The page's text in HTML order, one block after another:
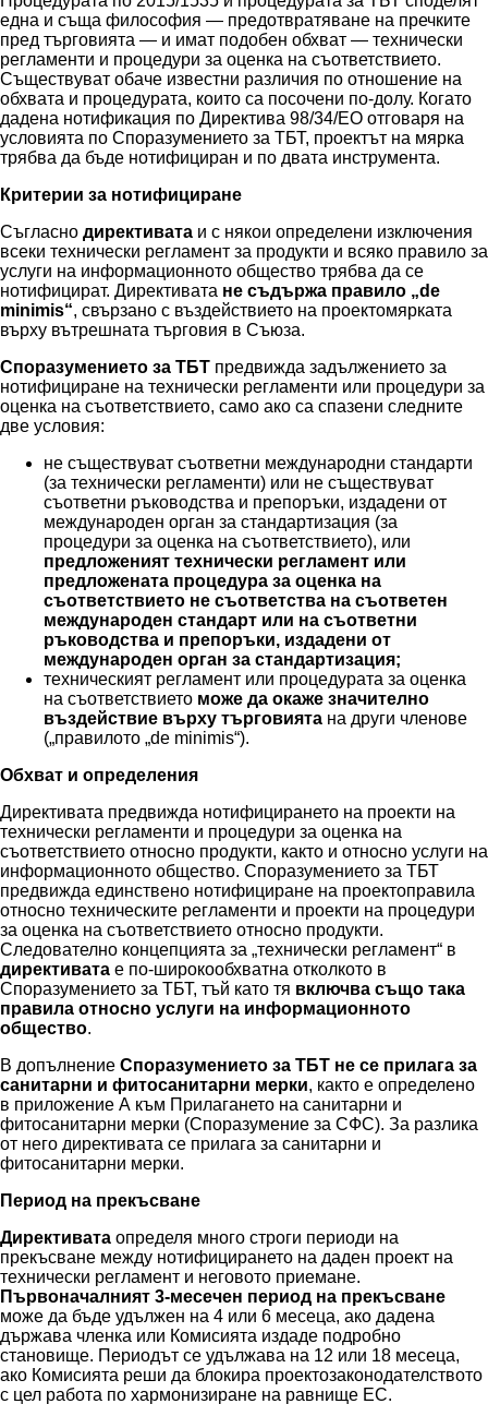
една и съща философия — предотвратяване на пречките
пред търговията — и имат подобен обхват — технически
регламенти и процедури за оценка на съответствието.
Съществуват обаче известни различия по отношение на
обхвата и процедурата, които са посочени по-долу. Когато
дадена нотификация по Директива 98/34/EО отговаря на
условията по Споразумението за ТБТ, проектът на мярка
трябва да бъде нотифициран и по двата инструмента.
Критерии за нотифициране
Съгласно директивата и с някои определени изключения
всеки технически регламент за продукти и всяко правило за
услуги на информационното общество трябва да се
нотифицират. Директивата не съдържа правило „de
minimis“, свързано с въздействието на проектомярката
върху вътрешната търговия в Съюза.
Споразумението за ТБТ предвижда задължението за
нотифициране на технически регламенти или процедури за
оценка на съответствието, само ако са спазени следните
две условия:
не съществуват съответни международни стандарти
(за технически регламенти) или не съществуват
съответни ръководства и препоръки, издадени от
международен орган за стандартизация (за
процедури за оценка на съответствието), или
предложеният технически регламент или
предложената процедура за оценка на
съответствието не съответства на съответен
международен стандарт или на съответни
ръководства и препоръки, издадени от
международен орган за стандартизация;
техническият регламент или процедурата за оценка
на съответствието може да окаже значително
въздействие върху търговията на други членове
(„правилото „de minimis“).
Обхват и определения
Директивата предвижда нотифицирането на проекти на
технически регламенти и процедури за оценка на
съответствието относно продукти, както и относно услуги на
информационното общество. Споразумението за ТБТ
предвижда единствено нотифициране на проектоправила
относно техническите регламенти и проекти на процедури
за оценка на съответствието относно продукти.
Следователно концепцията за „технически регламент“ в
директивата е по-широкообхватна отколкото в
Споразумението за ТБТ, тъй като тя включва също така
правила относно услуги на информационното
общество.
В допълнение Споразумението за ТБТ не се прилага за
санитарни и фитосанитарни мерки, както е определено
в приложение А към Прилагането на санитарни и
фитосанитарни мерки (Споразумение за СФС). За разлика
от него директивата се прилага за санитарни и
фитосанитарни мерки.
Период на прекъсване
Директивата определя много строги периоди на
прекъсване между нотифицирането на даден проект на
технически регламент и неговото приемане.
Първоначалният 3-месечен период на прекъсване
може да бъде удължен на 4 или 6 месеца, ако дадена
държава членка или Комисията издаде подробно
становище. Периодът се удължава на 12 или 18 месеца,
ако Комисията реши да блокира проектозаконодателството
с цел работа по хармонизиране на равнище ЕС.